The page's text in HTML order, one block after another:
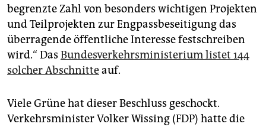
begrenzte Zahl von besonders wichtigen Projekten
und Teilprojekten zur Engpassbeseitigung das
überragende öffentliche Interesse festschreiben
wird.“ Das Bundesverkehrsministerium listet 144
solcher Abschnitteauf.
Viele Grüne hat dieser Beschluss geschockt.
Verkehrsminister Volker Wissing (FDP) hatte die